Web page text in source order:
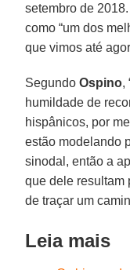
setembro de
como “um dos
que vimos até
SegundoOspino,
humildade de
hispânicos, por
estão modelando
sinodal, então a
que dele resultam
de traçar um
Leia mais